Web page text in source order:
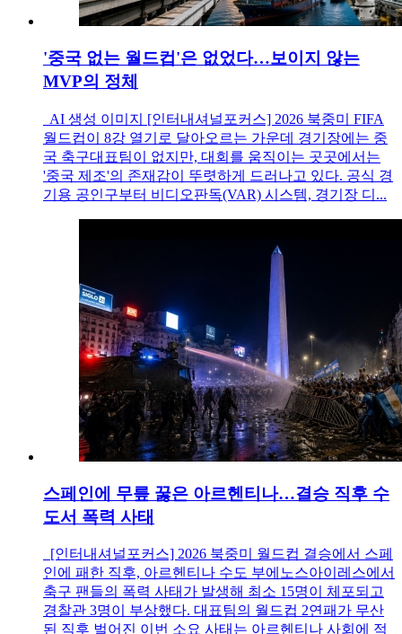
'중국 없는 월드컵'은 없었다…보이지 않는
MVP의 정체
AI 생성 이미지 [인터내셔널포커스] 2026 북중미 FIFA
월드컵이 8강 열기로 달아오르는 가운데 경기장에는 중
국 축구대표팀이 없지만, 대회를 움직이는 곳곳에서는
'중국 제조'의 존재감이 뚜렷하게 드러나고 있다. 공식 경
기용 공인구부터 비디오판독(VAR) 시스템, 경기장 디...
스페인에 무릎 꿇은 아르헨티나…결승 직후 수
도서 폭력 사태
[인터내셔널포커스] 2026 북중미 월드컵 결승에서 스페
인에 패한 직후, 아르헨티나 수도 부에노스아이레스에서
축구 팬들의 폭력 사태가 발생해 최소 15명이 체포되고
경찰관 3명이 부상했다. 대표팀의 월드컵 2연패가 무산
된 직후 벌어진 이번 소요 사태는 아르헨티나 사회에 적